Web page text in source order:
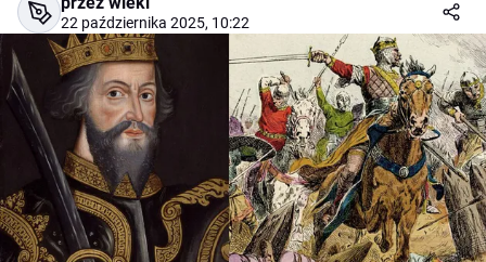
22 października 2025, 10:22